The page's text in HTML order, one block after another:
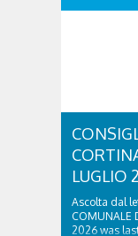
LUGLIO
Ascolta dal
COMUNALE
2026 was